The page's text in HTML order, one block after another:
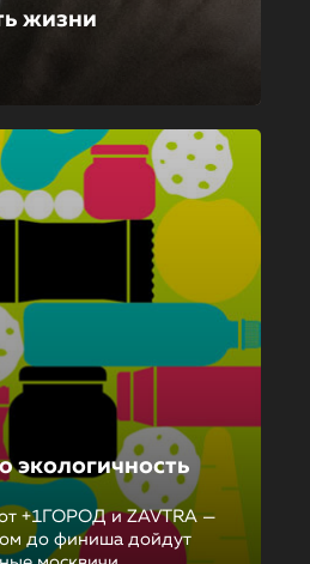
жизни
экологичность
+1ГОРОД и ZAVTRA —
до финиша дойдут